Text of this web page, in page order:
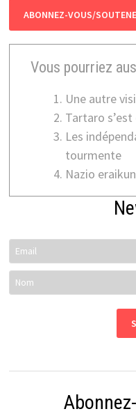
ABONNEZ-VOUS/
Vous pourriez
Une autre
Tartaro
Les
tourmente
Nazio